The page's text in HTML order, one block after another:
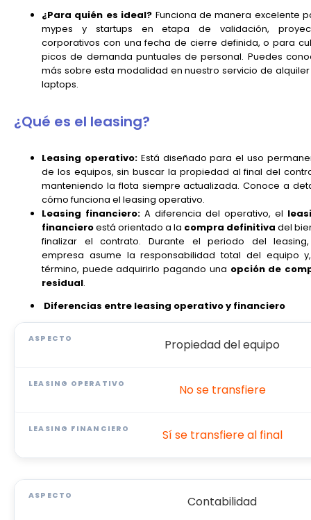
¿Para quién es ideal? Funciona de manera excelente
mypes y startups en etapa de validación,
corporativos con una fecha de cierre definida, o para
picos de demanda puntuales de personal. Puedes
más sobre esta modalidad en nuestro servicio de
laptops.
¿Qué es el leasing?
Leasing operativo:Está diseñado para el uso
de los equipos, sin buscar la propiedad al final del
manteniendo la flota siempre actualizada. Conoce a
cómo funciona el leasing operativo.
Leasing financiero: A diferencia del operativo, el
financieroestá orientado a la compra definitiva del
finalizar el contrato. Durante el periodo del
empresa asume la responsabilidad total del equipo
término, puede adquirirlo pagando una opción de
residual.
Diferencias entre leasing operativo y financiero
Propiedad del equipo
No se transfiere
Sí se transfiere al final
Contabilidad